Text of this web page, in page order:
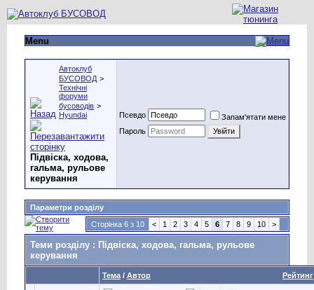
Menu
Автоклуб
БУСОВОД >
Технічні
форуми
бусоводів >
Hyundai
Підвіска, ходова,
гальма, рульове
керування
Псевдо
Запам'ятати мене
Пароль
Параметри розділу
Сторінка 6 з 10
< 1 2 3 4 5 6 7 8 9 10 >
Теми розділу : Підвіска, ходова, гальма, рульове
керування
Рейтинг
Тема / Автор